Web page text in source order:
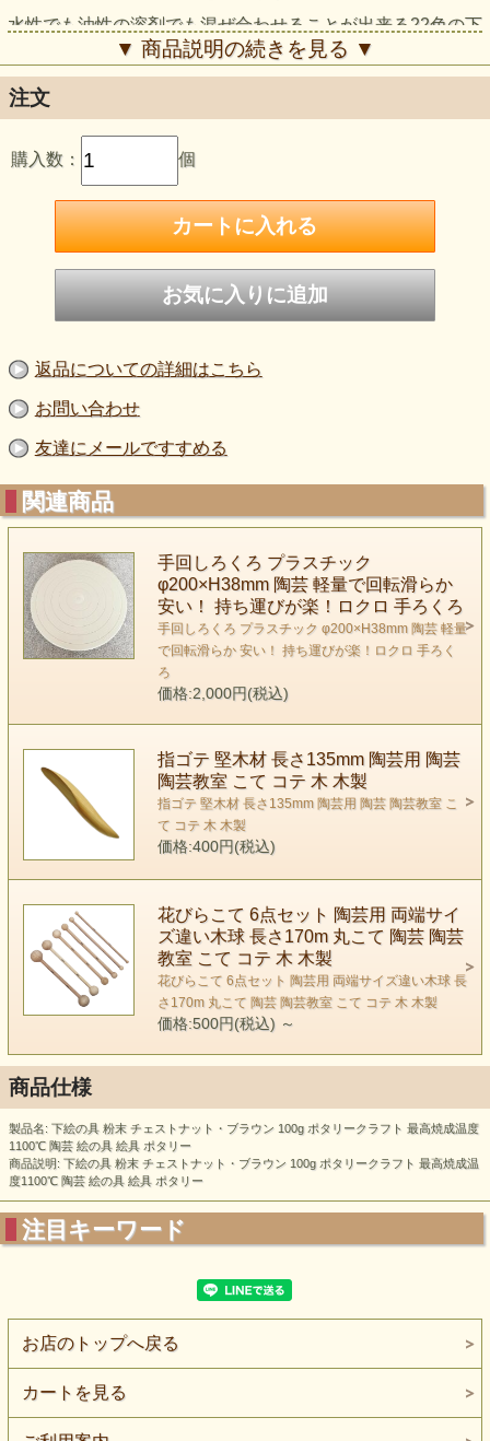
水性でも油性の溶剤でも混ぜ合わせることが出来る22色の下
素地の他にも釉薬をつける前の素焼きしたものにも適してい
ます。
多くの色(ブラック以外)は混ぜ合わせてお好みの色を作るこ
とができます。
▼ 商品説明の続きを見る ▼
注文
購入数： 個
返品についての詳細はこちら
お問い合わせ
友達にメールですすめる
関連商品
手回しろくろ プラスチック
φ200×H38mm 陶芸 軽量で回転滑らか
安い！ 持ち運びが楽！ロクロ 手ろくろ
手回しろくろ プラスチック φ200×H38mm 陶芸 軽量
で回転滑らか 安い！ 持ち運びが楽！ロクロ 手ろく
ろ
価格:2,000円(税込)
指ゴテ 堅木材 長さ135mm 陶芸用 陶芸
陶芸教室 こて コテ 木 木製
指ゴテ 堅木材 長さ135mm 陶芸用 陶芸 陶芸教室 こ
て コテ 木 木製
価格:400円(税込)
花びらこて 6点セット 陶芸用 両端サイ
ズ違い木球 長さ170m 丸こて 陶芸 陶芸
教室 こて コテ 木 木製
花びらこて 6点セット 陶芸用 両端サイズ違い木球 長
さ170m 丸こて 陶芸 陶芸教室 こて コテ 木 木製
価格:500円(税込) ～
商品仕様
製品名: 下絵の具 粉末 チェストナット・ブラウン 100g ポタリークラフト 最高焼成温度
1100℃ 陶芸 絵の具 絵具 ポタリー
商品説明: 下絵の具 粉末 チェストナット・ブラウン 100g ポタリークラフト 最高焼成温
度1100℃ 陶芸 絵の具 絵具 ポタリー
注目キーワード
お店のトップへ戻る
カートを見る